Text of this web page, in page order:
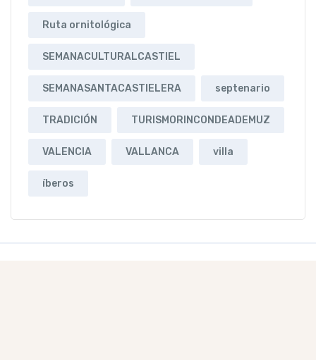
Ruta ornitológica
SEMANACULTURALCASTIEL
SEMANASANTACASTIELERA septenario
TRADICIÓN TURISMORINCONDEADEMUZ
VALENCIA VALLANCA villa
íberos